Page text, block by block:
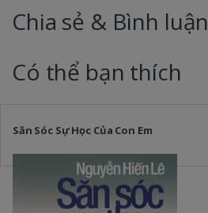
Chia sẻ & Bình luận
Có thể bạn thích
Săn Sóc Sự Học Của Con Em